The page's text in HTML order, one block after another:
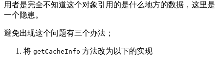
用者是完全不知道这个对象引用的是什么地方的数据，这里是
一个隐患。
避免出现这个问题有三个办法；
将 getCacheInfo 方法改为以下的实现